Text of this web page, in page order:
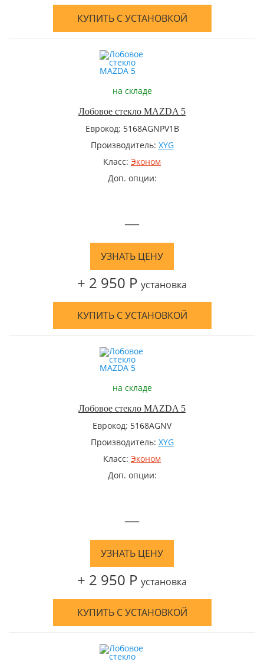
КУПИТЬ С УСТАНОВКОЙ
на складе
Лобовое стекло MAZDA 5
Еврокод: 5168AGNPV1B
Производитель: XYG
Класс: Эконом
Доп. опции:
—
УЗНАТЬ ЦЕНУ
+ 2 950 Р установка
КУПИТЬ С УСТАНОВКОЙ
на складе
Лобовое стекло MAZDA 5
Еврокод: 5168AGNV
Производитель: XYG
Класс: Эконом
Доп. опции:
—
УЗНАТЬ ЦЕНУ
+ 2 950 Р установка
КУПИТЬ С УСТАНОВКОЙ